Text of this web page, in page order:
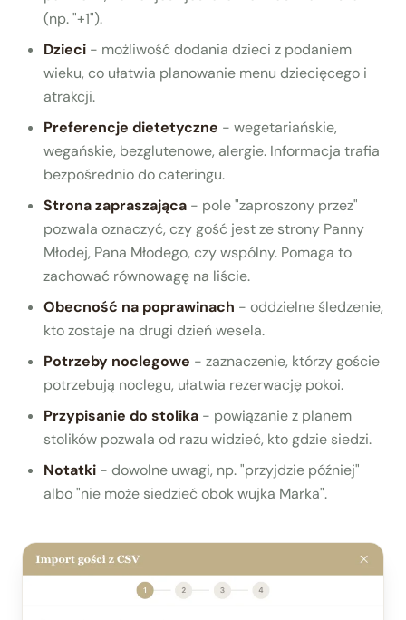
(np. "+1").
Dzieci - możliwość dodania dzieci z podaniem
wieku, co ułatwia planowanie menu dziecięcego i
atrakcji.
Preferencje dietetyczne - wegetariańskie,
wegańskie, bezglutenowe, alergie. Informacja trafia
bezpośrednio do cateringu.
Strona zapraszająca - pole "zaproszony przez"
pozwala oznaczyć, czy gość jest ze strony Panny
Młodej, Pana Młodego, czy wspólny. Pomaga to
zachować równowagę na liście.
Obecność na poprawinach - oddzielne śledzenie,
kto zostaje na drugi dzień wesela.
Potrzeby noclegowe - zaznaczenie, którzy goście
potrzebują noclegu, ułatwia rezerwację pokoi.
Przypisanie do stolika - powiązanie z planem
stolików pozwala od razu widzieć, kto gdzie siedzi.
Notatki - dowolne uwagi, np. "przyjdzie później"
albo "nie może siedzieć obok wujka Marka".